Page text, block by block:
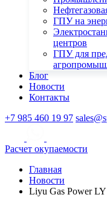
ГПУ на
центров
ГПУ для
Блог
Новости
Контакты
+7 985 460 19 97
Расчет окупаемости
Главная
Новости
Liyu Gas Power